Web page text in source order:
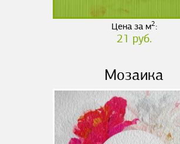
Цена за м2:
21 руб.
Мозаика